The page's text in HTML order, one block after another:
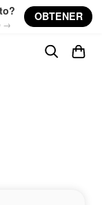
→
OBTENER